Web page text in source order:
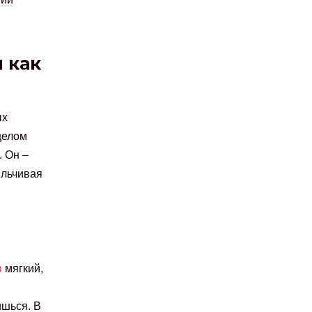
Он –
мягкий,
В